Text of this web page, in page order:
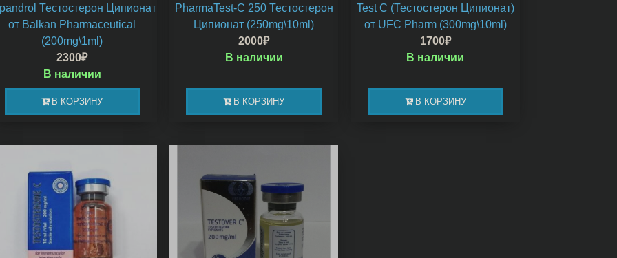
Тестостерон Ципионат
от Balkan Pharmaceutical
(200mg\1ml)
2300₽
В КОРЗИНУ
В наличии
PharmaTest-C 250 Тестостерон
Ципионат (250mg\10ml)
2000₽
В КОРЗИНУ
В наличии
Test C (Тестостерон Ципионат)
от UFC Pharm (300mg\10ml)
1700₽
В КОРЗИНУ
В наличии